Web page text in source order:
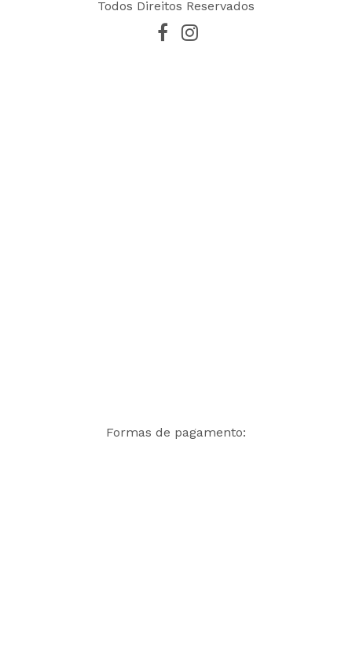
Todos Direitos Reservados
Formas de pagamento: